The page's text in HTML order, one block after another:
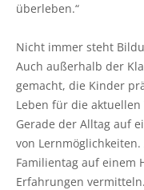
überleben.“
Nicht immer steht
Auch außerhalb der
gemacht, die Kinder
Leben für die
Gerade der Alltag auf
von
Familientag auf einem
Erfahrungen vermitteln.